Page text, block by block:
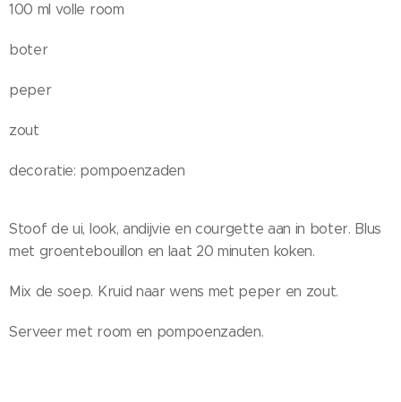
100 ml volle room
boter
peper
zout
decoratie: pompoenzaden
Stoof de ui, look, andijvie en courgette aan in boter. Blus
met groentebouillon en laat 20 minuten koken.
Mix de soep. Kruid naar wens met peper en zout.
Serveer met room en pompoenzaden.